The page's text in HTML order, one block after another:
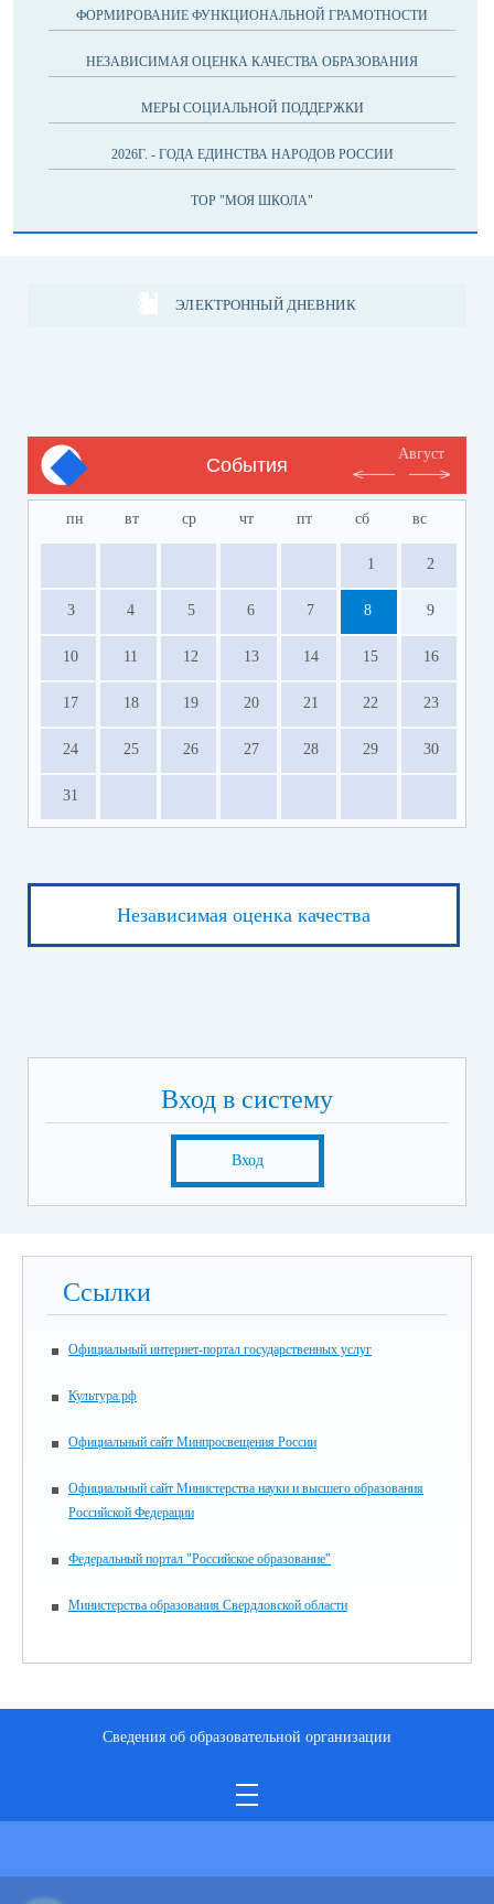
ФОРМИРОВАНИЕ ФУНКЦИОНАЛЬНОЙ ГРАМОТНОСТИ
НЕЗАВИСИМАЯ ОЦЕНКА КАЧЕСТВА ОБРАЗОВАНИЯ
МЕРЫ СОЦИАЛЬНОЙ ПОДДЕРЖКИ
2026Г. - ГОДА ЕДИНСТВА НАРОДОВ РОССИИ
ТОР "МОЯ ШКОЛА"
ЭЛЕКТРОННЫЙ ДНЕВНИК
События
Август
пн вт ср чт пт сб вс
1 2
3 4 5 6 7 8 9
10 11 12 13 14 15 16
17 18 19 20 21 22 23
24 25 26 27 28 29 30
31
Независимая оценка качества
Вход в систему
Вход
Ссылки
Официальный интернет-портал государственных услуг
Культура.рф
Официальный сайт Минпросвещения России
Официальный сайт Министерства науки и высшего образования
Российской Федерации
Федеральный портал "Российское образование"
Министерства образования Свердловской области
Сведения об образовательной организации